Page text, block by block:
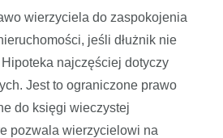
wierzyciela do zaspokojenia
jeśli dłużnik nie
najczęściej dotyczy
Jest to ograniczone prawo
do księgi wieczystej
pozwala wierzycielowi na